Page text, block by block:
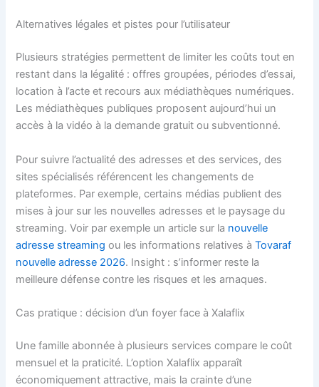
Alternatives légales et pistes pour l’utilisateur
Plusieurs stratégies permettent de limiter les coûts tout en
restant dans la légalité : offres groupées, périodes d’essai,
location à l’acte et recours aux médiathèques numériques.
Les médiathèques publiques proposent aujourd’hui un
accès à la vidéo à la demande gratuit ou subventionné.
Pour suivre l’actualité des adresses et des services, des
sites spécialisés référencent les changements de
plateformes. Par exemple, certains médias publient des
mises à jour sur les nouvelles adresses et le paysage du
streaming. Voir par exemple un article sur la nouvelle
adresse streaming ou les informations relatives àTovaraf
nouvelle adresse 2026. Insight : s’informer reste la
meilleure défense contre les risques et les arnaques.
Cas pratique : décision d’un foyer face à Xalaflix
Une famille abonnée à plusieurs services compare le coût
mensuel et la praticité. L’option Xalaflix apparaît
économiquement attractive, mais la crainte d’une